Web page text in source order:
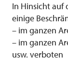
In Hinsicht auf
einige
– im ganzen
– im ganzen
usw. verboten